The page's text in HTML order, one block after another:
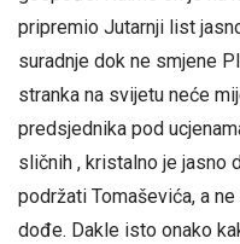
pripremio Jutarnji list
suradnje dok ne smjene
stranka na svijetu neće
predsjednika pod
sličnih , kristalno je jasno
podržati Tomaševića, a
dođe. Dakle isto onako